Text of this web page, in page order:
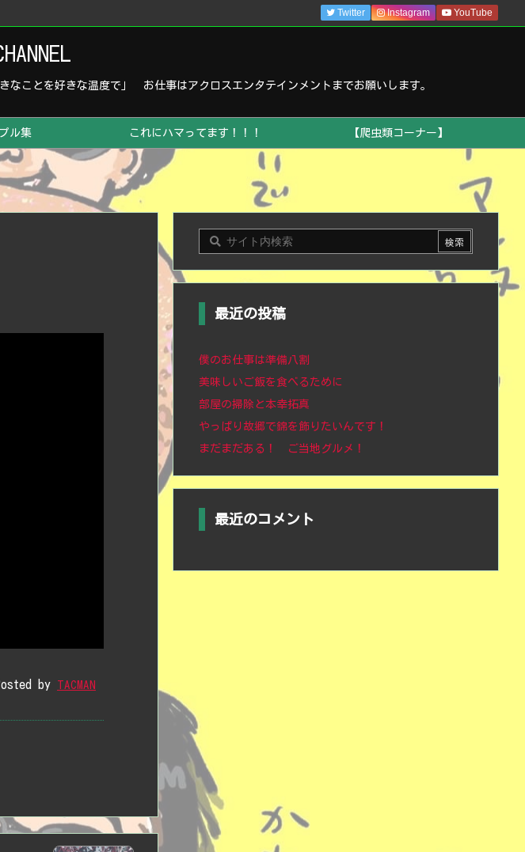
ことを好きな温度で」 お仕事はアクロスエンタテインメントまでお願いします。
ル集 これにハマってます！！！ 【爬虫類コーナー】
Twitter Instagram YouTube
by TACMAN
最近の投稿
僕のお仕事は準備八割
美味しいご飯を食べるために
部屋の掃除と本幸拓真
やっぱり故郷で錦を飾りたいんです！
まだまだある！ ご当地グルメ！
最近のコメント